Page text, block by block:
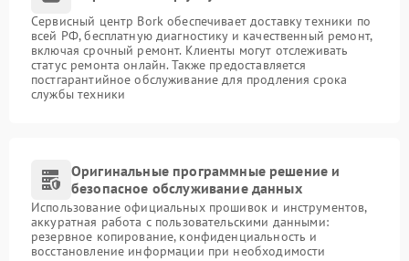
Сервисный центр Bork обеспечивает доставку техники по
всей РФ, бесплатную диагностику и качественный ремонт,
включая срочный ремонт. Клиенты могут отслеживать
статус ремонта онлайн. Также предоставляется
постгарантийное обслуживание для продления срока
службы техники
Оригинальные программные решение и
безопасное обслуживание данных
Использование официальных прошивок и инструментов,
аккуратная работа с пользовательскими данными:
резервное копирование, конфиденциальность и
восстановление информации при необходимости